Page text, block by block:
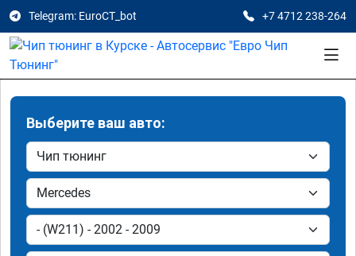
Telegram: EuroCT_bot +7 4712 238-264
Выберите ваш авто: